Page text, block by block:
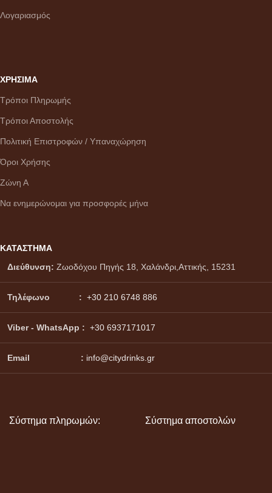
Λογαριασμός
ΧΡΗΣΙΜΑ
Τρόποι Πληρωμής
Τρόποι Αποστολής
Πολιτική Επιστροφών / Υπαναχώρηση
Όροι Χρήσης
Ζώνη Α
Να ενημερώνομαι για προσφορές μήνα
ΚΑΤΑΣΤΗΜΑ
Διεύθυνση: Ζωοδόχου Πηγής 18, Χαλάνδρι,Αττικής, 15231
Τηλέφωνο : +30 210 6748 886
Viber - WhatsApp : +30 6937171017
Email : info@citydrinks.gr
Σύστημα πληρωμών: Σύστημα αποστολών